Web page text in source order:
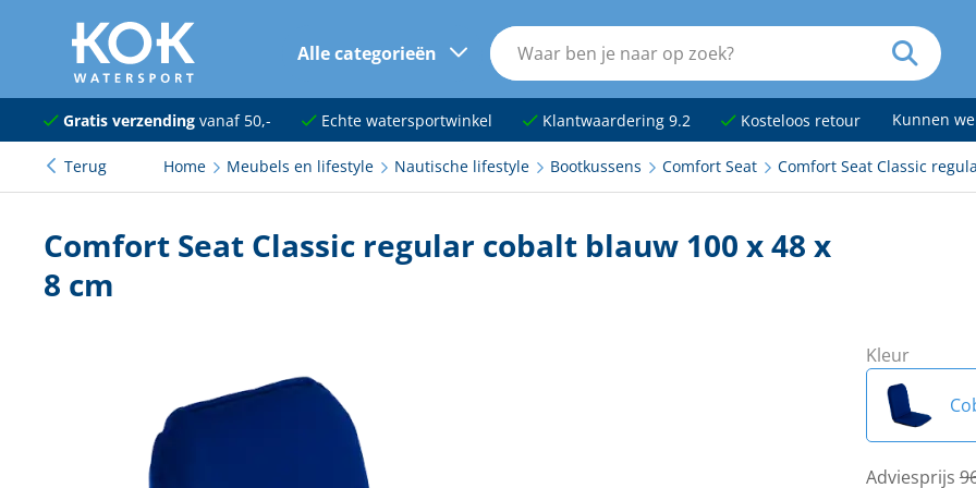
naar hoofdinhoud
Alle categorieën
Navigatie
Dekuitrusting
Sanitair
Kajuit en kombuis
Gratis verzendingvanaf 50,- Echte watersportwinkel Klantwaardering 9.2 Kosteloos retour Kunnen
Terug Home Meubels en lifestyle Nautische lifestyle Bootkussens Comfort Seat Comfort Seat Classic
Comfort Seat Classic regular cobalt blauw 100 x 48 x
8 cm
Kleur
Adviesprijs